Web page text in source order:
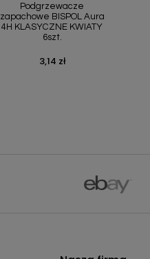
Podgrzewacze
zapachowe BISPOL Aura
4H KLASYCZNE KWIATY
6szt.
Cena
3,14 zł